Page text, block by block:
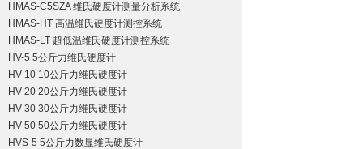
HMAS-C5SZA 维氏硬度计测量分析系统
HMAS-HT 高温维氏硬度计测控系统
HMAS-LT 超低温维氏硬度计测控系统
HV-5 5公斤力维氏硬度计
HV-10 10公斤力维氏硬度计
HV-20 20公斤力维氏硬度计
HV-30 30公斤力维氏硬度计
HV-50 50公斤力维氏硬度计
HVS-5 5公斤力数显维氏硬度计